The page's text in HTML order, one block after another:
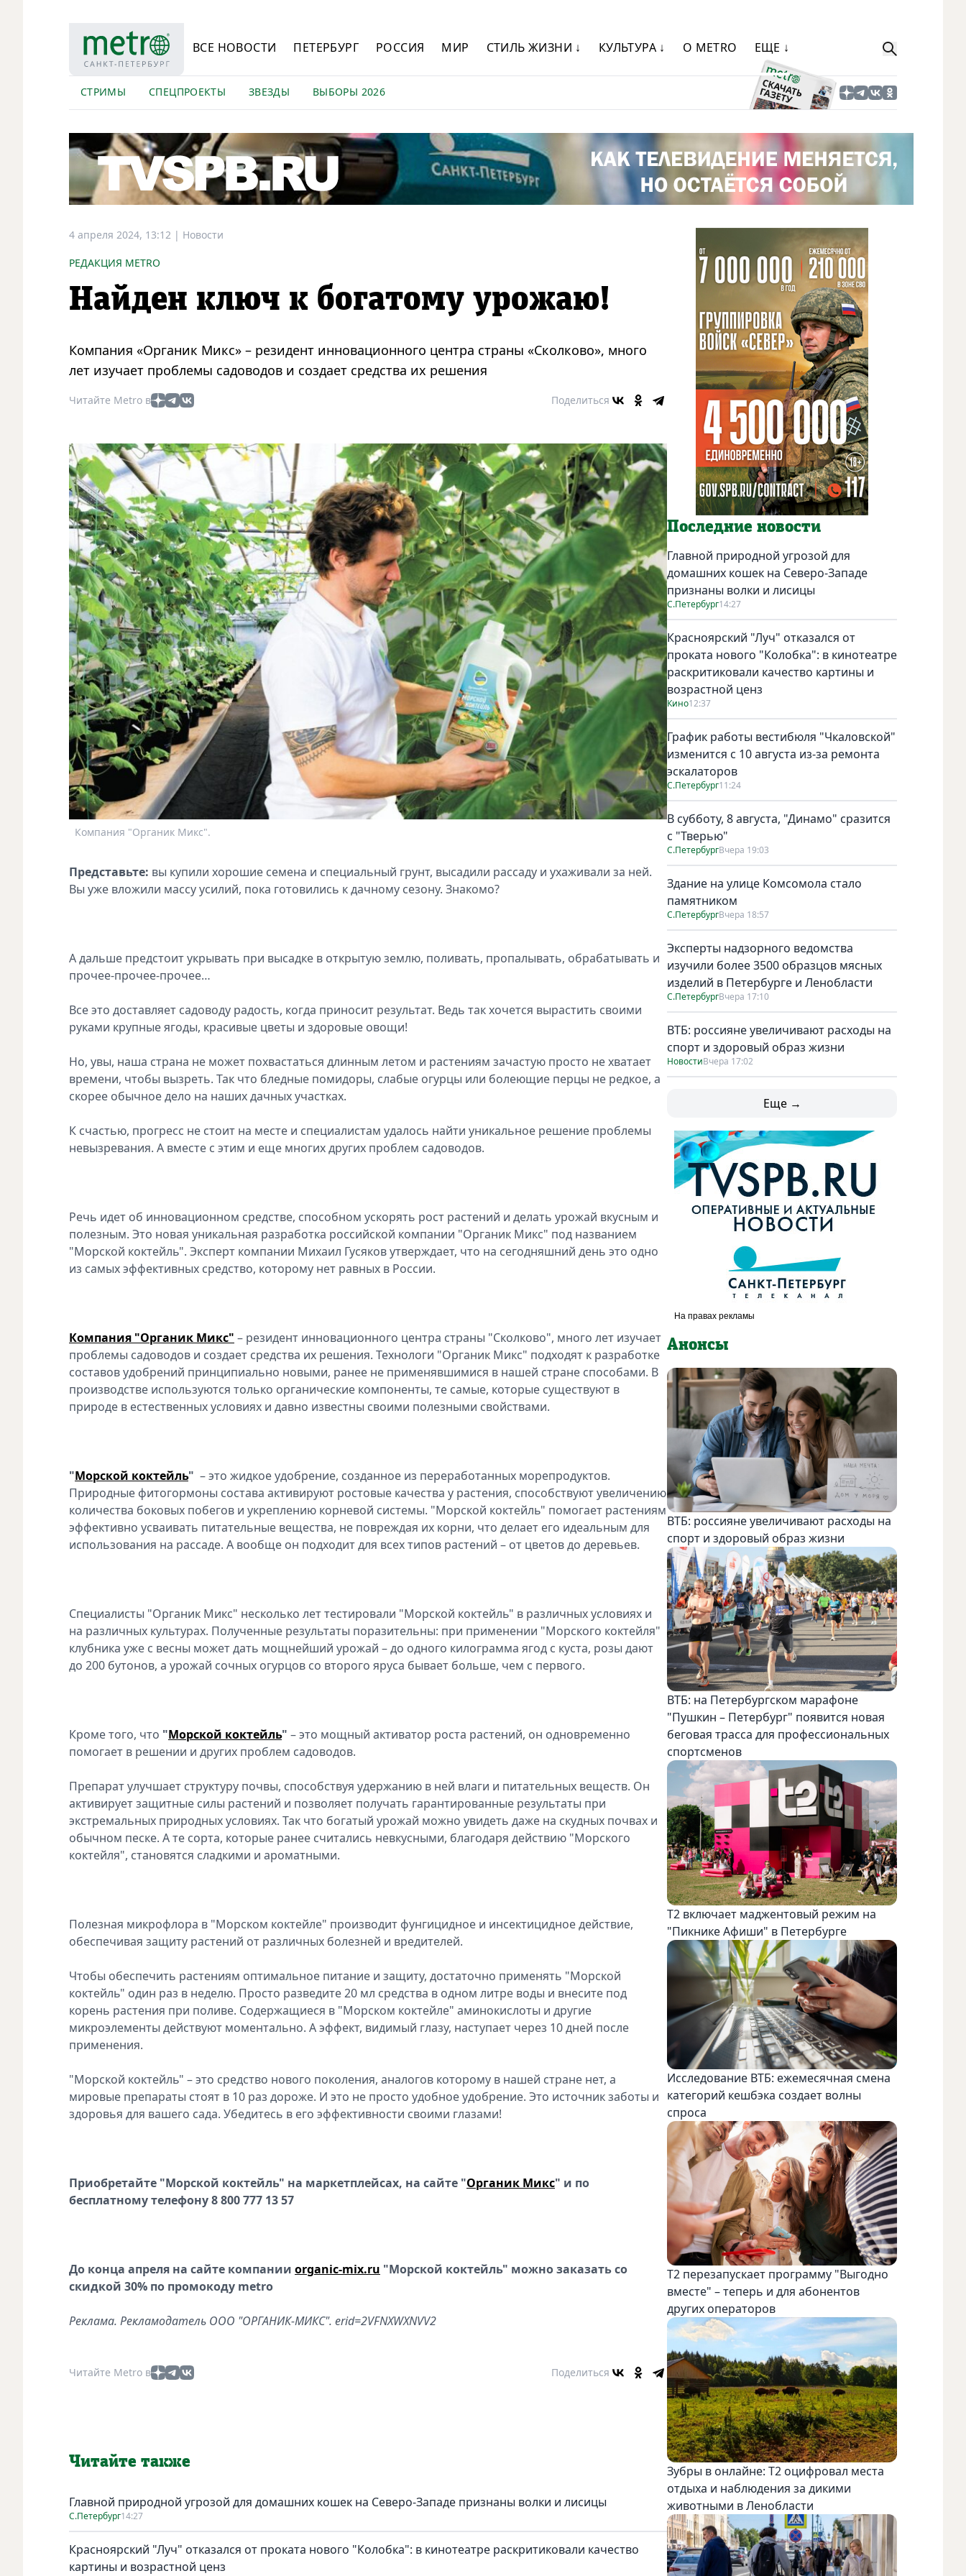
ВСЕ НОВОСТИ ПЕТЕРБУРГ РОССИЯ МИР СТИЛЬ ЖИЗНИ ↓ КУЛЬТУРА ↓ О METRO ЕЩЕ ↓
СТРИМЫ СПЕЦПРОЕКТЫ ЗВЕЗДЫ ВЫБОРЫ 2026
4 апреля 2024, 13:12 | Новости
РЕДАКЦИЯ METRO
Найден ключ к богатому урожаю!
Компания «Органик Микс» – резидент инновационного центра страны «Сколково», много
лет изучает проблемы садоводов и создает средства их решения
Читайте Metro в Поделиться
Компания "Органик Микс".
Представьте: вы купили хорошие семена и специальный грунт, высадили рассаду и ухаживали за ней.
Вы уже вложили массу усилий, пока готовились к дачному сезону. Знакомо?
А дальше предстоит укрывать при высадке в открытую землю, поливать, пропалывать, обрабатывать и
прочее-прочее-прочее…
Все это доставляет садоводу радость, когда приносит результат. Ведь так хочется вырастить своими
руками крупные ягоды, красивые цветы и здоровые овощи!
Но, увы, наша страна не может похвастаться длинным летом и растениям зачастую просто не хватает
времени, чтобы вызреть. Так что бледные помидоры, слабые огурцы или болеющие перцы не редкое, а
скорее обычное дело на наших дачных участках.
К счастью, прогресс не стоит на месте и специалистам удалось найти уникальное решение проблемы
невызревания. А вместе с этим и еще многих других проблем садоводов.
Речь идет об инновационном средстве, способном ускорять рост растений и делать урожай вкусным и
полезным. Это новая уникальная разработка российской компании "Органик Микс" под названием
"Морской коктейль". Эксперт компании Михаил Гусяков утверждает, что на сегодняшний день это одно
из самых эффективных средство, которому нет равных в России.
Компания "Органик Микс" – резидент инновационного центра страны "Сколково", много лет изучает
проблемы садоводов и создает средства их решения. Технологи "Органик Микс" подходят к разработке
составов удобрений принципиально новыми, ранее не применявшимися в нашей стране способами. В
производстве используются только органические компоненты, те самые, которые существуют в
природе в естественных условиях и давно известны своими полезными свойствами.
"Морской коктейль" – это жидкое удобрение, созданное из переработанных морепродуктов.
Природные фитогормоны состава активируют ростовые качества у растения, способствуют увеличению
количества боковых побегов и укреплению корневой системы. "Морской коктейль" помогает растениям
эффективно усваивать питательные вещества, не повреждая их корни, что делает его идеальным для
использования на рассаде. А вообще он подходит для всех типов растений – от цветов до деревьев.
Специалисты "Органик Микс" несколько лет тестировали "Морской коктейль" в различных условиях и
на различных культурах. Полученные результаты поразительны: при применении "Морского коктейля"
клубника уже с весны может дать мощнейший урожай – до одного килограмма ягод с куста, розы дают
до 200 бутонов, а урожай сочных огурцов со второго яруса бывает больше, чем с первого.
Кроме того, что "Морской коктейль" – это мощный активатор роста растений, он одновременно
помогает в решении и других проблем садоводов.
Препарат улучшает структуру почвы, способствуя удержанию в ней влаги и питательных веществ. Он
активирует защитные силы растений и позволяет получать гарантированные результаты при
экстремальных природных условиях. Так что богатый урожай можно увидеть даже на скудных почвах и
обычном песке. А те сорта, которые ранее считались невкусными, благодаря действию "Морского
коктейля", становятся сладкими и ароматными.
Полезная микрофлора в "Морском коктейле" производит фунгицидное и инсектицидное действие,
обеспечивая защиту растений от различных болезней и вредителей.
Чтобы обеспечить растениям оптимальное питание и защиту, достаточно применять "Морской
коктейль" один раз в неделю. Просто разведите 20 мл средства в одном литре воды и внесите под
корень растения при поливе. Содержащиеся в "Морском коктейле" аминокислоты и другие
микроэлементы действуют моментально. А эффект, видимый глазу, наступает через 10 дней после
применения.
"Морской коктейль" – это средство нового поколения, аналогов которому в нашей стране нет, а
мировые препараты стоят в 10 раз дороже. И это не просто удобное удобрение. Это источник заботы и
здоровья для вашего сада. Убедитесь в его эффективности своими глазами!
Приобретайте "Морской коктейль" на маркетплейсах, на сайте "Органик Микс" и по
бесплатному телефону8 800 777 13 57
До конца апреля на сайте компании organic-mix.ru "Морской коктейль" можно заказать со
скидкой 30% по промокоду metro
Реклама. Рекламодатель ООО "ОРГАНИК-МИКС". erid=2VFNXWXNVV2
Читайте Metro в Поделиться
Читайте также
Главной природной угрозой для домашних кошек на Северо-Западе признаны волки и лисицы
С.Петербург14:27
Красноярский "Луч" отказался от проката нового "Колобка": в кинотеатре раскритиковали качество
картины и возрастной ценз
Последние новости
Главной природной угрозой для
домашних кошек на Северо-Западе
признаны волки и лисицы
С.Петербург14:27
Красноярский "Луч" отказался от
проката нового "Колобка": в кинотеатре
раскритиковали качество картины и
возрастной ценз
Кино12:37
График работы вестибюля "Чкаловской"
изменится с 10 августа из-за ремонта
эскалаторов
С.Петербург11:24
В субботу, 8 августа, "Динамо" сразится
с "Тверью"
С.ПетербургВчера 19:03
Здание на улице Комсомола стало
памятником
С.ПетербургВчера 18:57
Эксперты надзорного ведомства
изучили более 3500 образцов мясных
изделий в Петербурге и Ленобласти
С.ПетербургВчера 17:10
ВТБ: россияне увеличивают расходы на
спорт и здоровый образ жизни
НовостиВчера 17:02
Еще →
Анонсы
ВТБ: россияне увеличивают расходы на
спорт и здоровый образ жизни
ВТБ: на Петербургском марафоне
"Пушкин – Петербург" появится новая
беговая трасса для профессиональных
спортсменов
Т2 включает маджентовый режим на
"Пикнике Афиши" в Петербурге
Исследование ВТБ: ежемесячная смена
категорий кешбэка создает волны
спроса
Т2 перезапускает программу "Выгодно
вместе" – теперь и для абонентов
других операторов
Зубры в онлайне: Т2 оцифровал места
отдыха и наблюдения за дикими
животными в Ленобласти